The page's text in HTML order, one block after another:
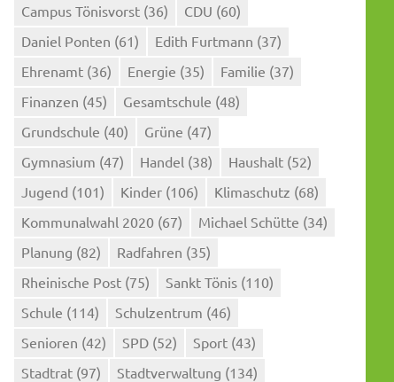
Campus Tönisvorst (36) CDU (60)
Daniel Ponten (61) Edith Furtmann (37)
Ehrenamt (36) Energie (35) Familie (37)
Finanzen (45) Gesamtschule (48)
Grundschule (40) Grüne (47)
Gymnasium (47) Handel (38) Haushalt (52)
Jugend (101) Kinder (106) Klimaschutz (68)
Kommunalwahl 2020 (67) Michael Schütte (34)
Planung (82) Radfahren (35)
Rheinische Post (75) Sankt Tönis (110)
Schule (114) Schulzentrum (46)
Senioren (42) SPD (52) Sport (43)
Stadtrat (97) Stadtverwaltung (134)